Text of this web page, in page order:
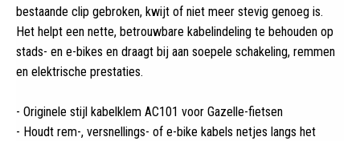
bestaande clip gebroken, kwijt of niet meer stevig genoeg is.
Het helpt een nette, betrouwbare kabelindeling te behouden op
stads- en e-bikes en draagt bij aan soepele schakeling, remmen
en elektrische prestaties.
- Originele stijl kabelklem AC101 voor Gazelle-fietsen
- Houdt rem-, versnellings- of e-bike kabels netjes langs het